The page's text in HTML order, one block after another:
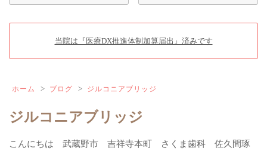
当院は『医療DX推進体制加算届出』済みです
ホーム > ブログ > ジルコニアブリッジ
ジルコニアブリッジ
こんにちは 武蔵野市 吉祥寺本町 さくま歯科 佐久間琢